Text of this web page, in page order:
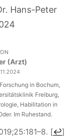
Hans-Peter
(Arzt)
in Bochum,
Freiburg,
Habilitation in
Im Ruhestand.
25:181–8. [↩]